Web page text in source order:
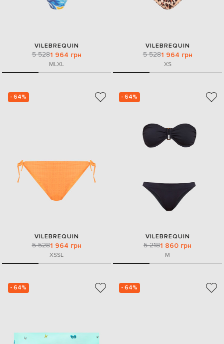
VILEBREQUIN
5 5281 964 грн
MLXL
VILEBREQUIN
5 5281 964 грн
XS
- 64%
VILEBREQUIN
5 5281 964 грн
XSSL
- 64%
VILEBREQUIN
5 2181 860 грн
M
- 64% - 64%